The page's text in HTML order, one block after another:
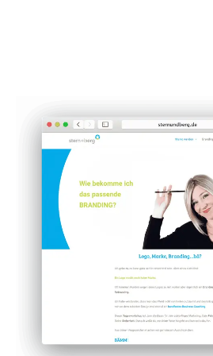
Tierarztpraxis
"Endlich sieht man auf der
arbeiten: Als moderne
ganz viel Herz für die
endlich die richtigen Kunden.
Melanie